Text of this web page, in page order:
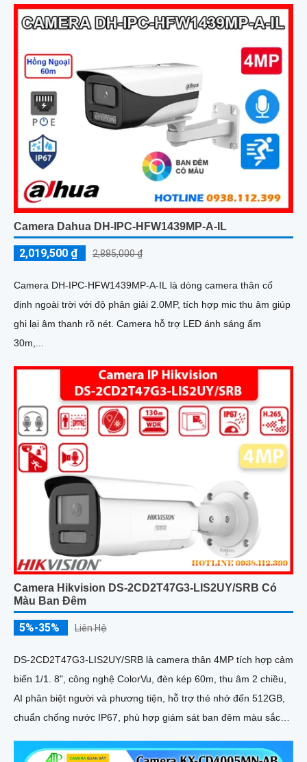
Camera Dahua DH-IPC-HFW1439MP-A-IL
2,019,500 ₫ 2,885,000 ₫
Camera DH-IPC-HFW1439MP-A-IL là dòng camera thân cố
định ngoài trời với độ phân giải 2.0MP, tích hợp mic thu âm giúp
ghi lại âm thanh rõ nét. Camera hỗ trợ LED ánh sáng ấm
30m,...
Camera Hikvision DS-2CD2T47G3-LIS2UY/SRB Có
Màu Ban Đêm
5%-35% Liên Hệ
DS-2CD2T47G3-LIS2UY/SRB là camera thân 4MP tích hợp cảm
biến 1/1. 8", công nghệ ColorVu, đèn kép 60m, thu âm 2 chiều,
AI phân biệt người và phương tiện, hỗ trợ thẻ nhớ đến 512GB,
chuẩn chống nước IP67, phù hợp giám sát ban đêm màu sắc